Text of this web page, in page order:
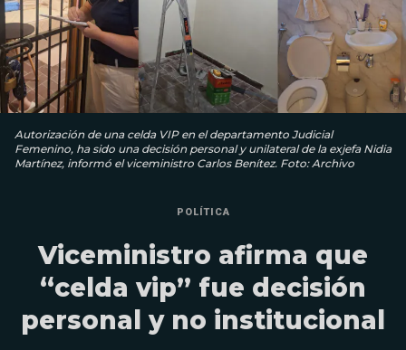
Autorización de una celda VIP en el departamento Judicial
Femenino, ha sido una decisión personal y unilateral de la exjefa Nidia
Martínez, informó el viceministro Carlos Benítez. Foto: Archivo
POLÍTICA
Viceministro afirma que
“celda vip” fue decisión
personal y no institucional